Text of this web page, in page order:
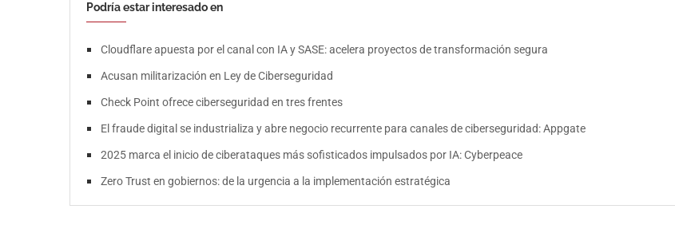
Podría estar interesado en
Cloudflare apuesta por el canal con IA y SASE: acelera proyectos de transformación segura
Acusan militarización en Ley de Ciberseguridad
Check Point ofrece ciberseguridad en tres frentes
El fraude digital se industrializa y abre negocio recurrente para canales de ciberseguridad: Appgate
2025 marca el inicio de ciberataques más sofisticados impulsados por IA: Cyberpeace
Zero Trust en gobiernos: de la urgencia a la implementación estratégica